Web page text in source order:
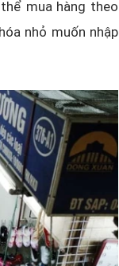
mua hàng theo
nhỏ muốn nhập